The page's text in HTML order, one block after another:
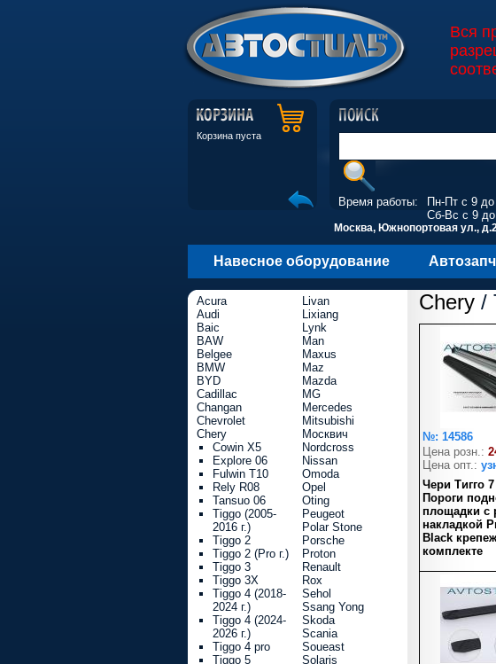
Вся
Корзина пуста
Время работы:
Пн-Пт с 9
Сб-Вс с 9
Москва, Южнопортовая ул.,
Навесное оборудование
Chery /
№: 14586
Цена розн.:
Цена опт.:
Чери Тигго 7
Пороги
площадки с
накладкой
Black
комплекте
Acura
Audi
Baic
BAW
Belgee
BMW
BYD
Cadillac
Changan
Chevrolet
Chery
Cowin X5
Explore 06
Fulwin T10
Rely R08
Tansuo 06
Tiggo (2005-
2016 г.)
Tiggo 2
Tiggo 2 (Pro г.)
Tiggo 3
Tiggo 3X
Tiggo 4 (2018-
2024 г.)
Tiggo 4 (2024-
2026 г.)
Tiggo 4 pro
Tiggo 5
Livan
Lixiang
Lynk
Man
Maxus
Maz
Mazda
MG
Mercedes
Mitsubishi
Москвич
Nordcross
Nissan
Omoda
Opel
Oting
Peugeot
Polar Stone
Porsche
Proton
Renault
Rox
Sehol
Ssang Yong
Skoda
Scania
Soueast
Solaris